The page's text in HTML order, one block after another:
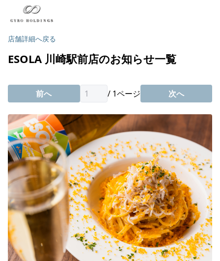
店舗詳細へ戻る
ESOLA 川崎駅前店のお知らせ一覧
前へ / 1ページ 次へ